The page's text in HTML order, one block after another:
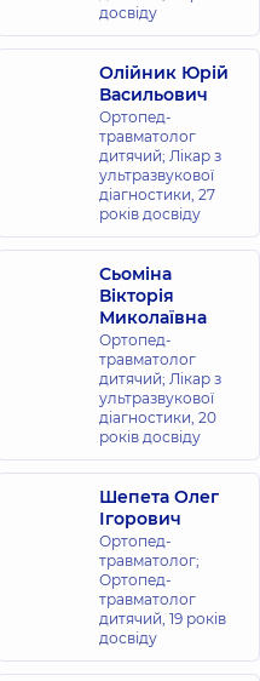
досвіду
Олійник Юрій
Васильович
Ортопед-
травматолог
дитячий; Лікар з
ультразвукової
діагностики, 27
років досвіду
Сьоміна
Вікторія
Миколаївна
Ортопед-
травматолог
дитячий; Лікар з
ультразвукової
діагностики, 20
років досвіду
Шепета Олег
Ігорович
Ортопед-
травматолог;
Ортопед-
травматолог
дитячий, 19 років
досвіду